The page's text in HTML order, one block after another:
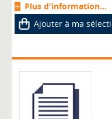
Plus d'information...
Ajouter à ma